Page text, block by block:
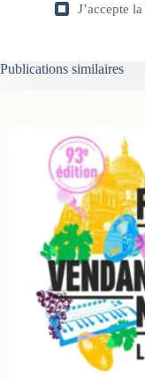
J’accepte la
Publications similaires